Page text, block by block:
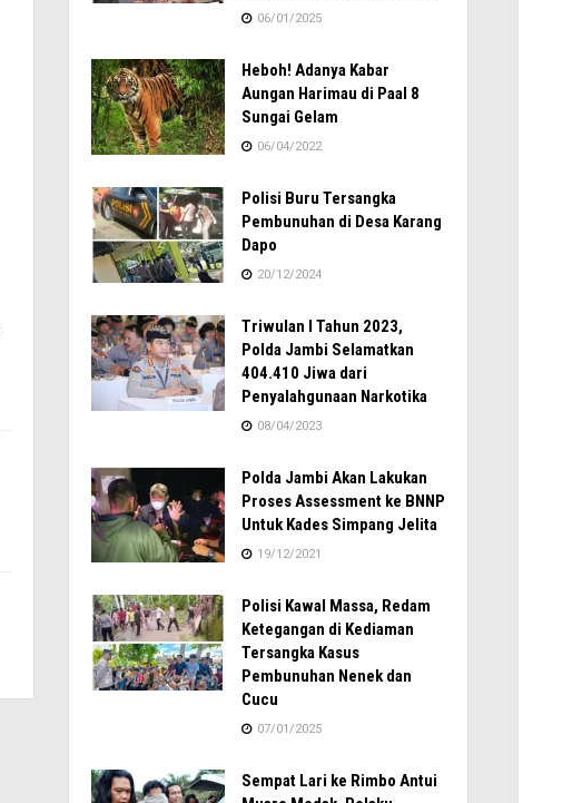
06/01/2025
Heboh! Adanya Kabar
Aungan Harimau di Paal 8
Sungai Gelam
06/04/2022
Polisi Buru Tersangka
Pembunuhan di Desa Karang
Dapo
20/12/2024
Triwulan I Tahun 2023,
Polda Jambi Selamatkan
404.410 Jiwa dari
Penyalahgunaan Narkotika
08/04/2023
Polda Jambi Akan Lakukan
Proses Assessment ke BNNP
Untuk Kades Simpang Jelita
19/12/2021
Polisi Kawal Massa, Redam
Ketegangan di Kediaman
Tersangka Kasus
Pembunuhan Nenek dan
Cucu
07/01/2025
Sempat Lari ke Rimbo Antui